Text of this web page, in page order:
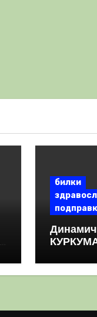
билки